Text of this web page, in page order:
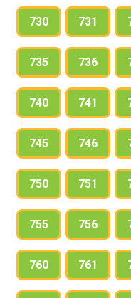
730 731
735 736
740 741
745 746
750 751
755 756
760 761